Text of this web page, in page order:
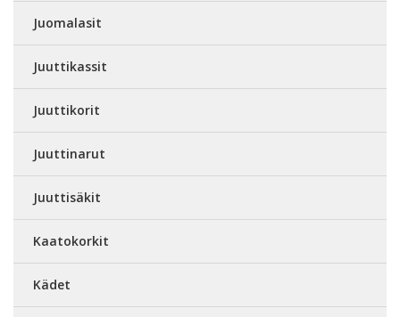
Juomalasit
Juuttikassit
Juuttikorit
Juuttinarut
Juuttisäkit
Kaatokorkit
Kädet